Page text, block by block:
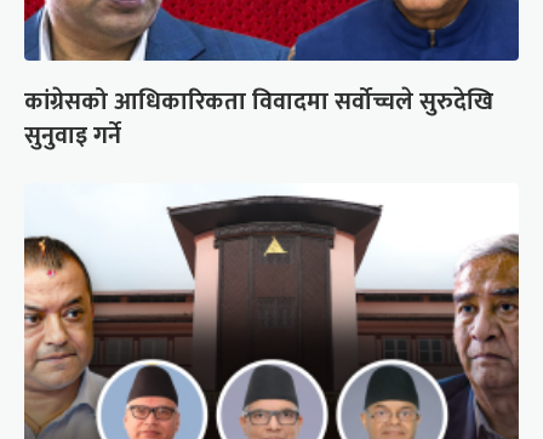
कांग्रेसको आधिकारिकता विवादमा सर्वोच्चले सुरुदेखि
सुनुवाइ गर्ने